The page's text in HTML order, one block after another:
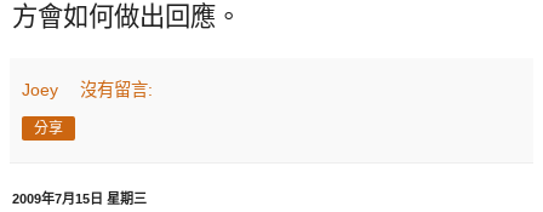
方會如何做出回應。
Joey 沒有留言:
分享
2009年7月15日 星期三